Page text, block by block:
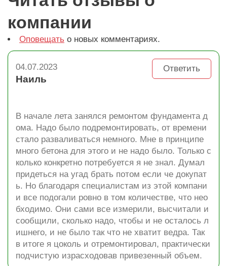
компании
Оповещать о новых комментариях.
Ответить
04.07.2023
Наиль
В начале лета занялся ремонтом фундамента д
ома. Надо было подремонтировать, от времени
стало разваливаться немного. Мне в принципе
много бетона для этого и не надо было. Только с
колько конкретно потребуется я не знал. Думал
придеться на угад брать потом если че докупат
ь. Но благодаря специалистам из этой компани
и все подогали ровно в том количестве, что нео
бходимо. Они сами все измерили, высчитали и
сообщили, сколько надо, чтобы и не осталось л
ишнего, и не было так что не хватит ведра. Так
в итоге я цоколь и отремонтировал, практически
подчистую израсходовав привезенный объем.